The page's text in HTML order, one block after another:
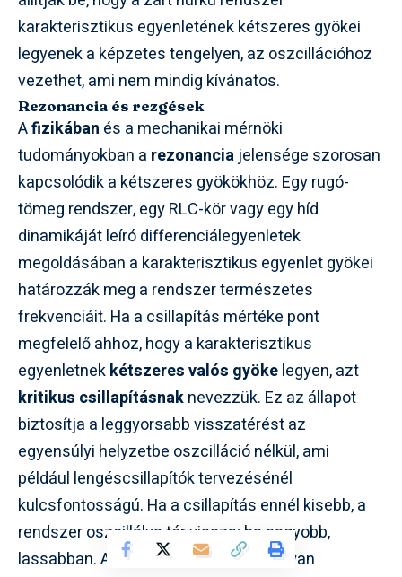
karakterisztikus egyenletének kétszeres gyökei
legyenek a képzetes tengelyen, az oszcillációhoz
vezethet, ami nem mindig kívánatos.
Rezonancia és rezgések
Afizikában és a mechanikai mérnöki
tudományokban a rezonancia jelensége szorosan
kapcsolódik a kétszeres gyökökhöz. Egy rugó-
tömeg rendszer, egy RLC-kör vagy egy híd
dinamikáját leíró differenciálegyenletek
megoldásában a karakterisztikus egyenlet gyökei
határozzák meg a rendszer természetes
frekvenciáit. Ha a csillapítás mértéke pont
megfelelő ahhoz, hogy a karakterisztikus
egyenletnekkétszeres valós gyökelegyen, azt
kritikus csillapításnaknevezzük. Ez az állapot
biztosítja a leggyorsabb visszatérést az
egyensúlyi helyzetbe oszcilláció nélkül, ami
például lengéscsillapítók tervezésénél
kulcsfontosságú. Ha a csillapítás ennél kisebb, a
rendszer oszcillálva tér vissza; ha nagyobb,
lassabban. A kritikus csillapítás egy olyan